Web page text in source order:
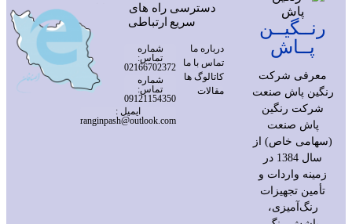
رنــگیــن
پــاش
معرفی شرکت
رنگین پاش صنعت
شرکت رنگین
پاش صنعت
(سهامی خاص) از
سال 1384 در
زمینه واردات و
تأمین تجهیزات
رنگ‌آمیزی،
دسترسی
سریع
درباره ما
تماس با ما
کاتالوگ ها
مقالات
راه های
ارتباطی
شماره
تماس:
02166702372
شماره
تماس:
09121154350
ایمیل :
ranginpash@outlook.com